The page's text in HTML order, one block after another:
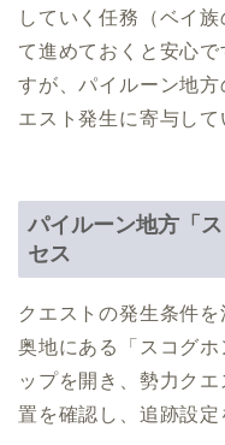
していく任務（ベイ
て進めておくと安心
すが、パイルーン地
エスト発生に寄与して
パイルーン地方「
セス
クエストの発生条件
奥地にある「スコグ
ップを開き、勢力ク
置を確認し、追跡設定